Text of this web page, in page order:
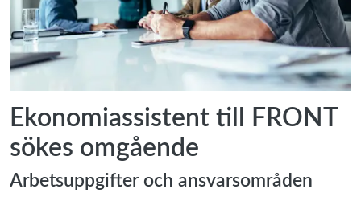
Ekonomiassistent till FRONT
sökes omgående
Arbetsuppgifter och ansvarsområden